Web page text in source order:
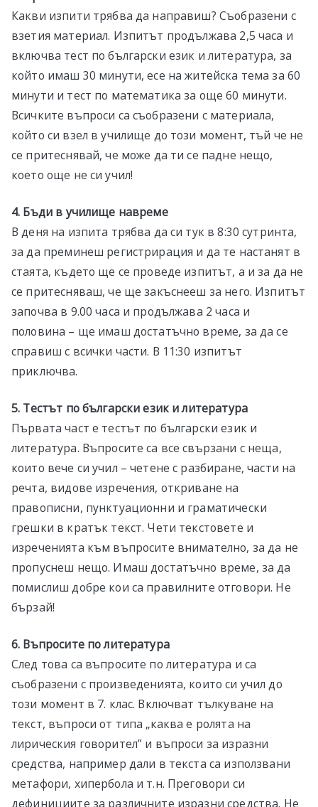
Какви изпити трябва да направиш? Съобразени с
взетия материал. Изпитът продължава 2,5 часа и
включва тест по български език и литература, за
който имаш 30 минути, есе на житейска тема за 60
минути и тест по математика за още 60 минути.
Всичките въпроси са съобразени с материала,
който си взел в училище до този момент, тъй че не
се притеснявай, че може да ти се падне нещо,
което още не си учил!
4. Бъди в училище навреме
В деня на изпита трябва да си тук в 8:30 сутринта,
за да преминеш регистрирация и да те настанят в
стаята, където ще се проведе изпитът, а и за да не
се притесняваш, че ще закъснееш за него. Изпитът
започва в 9.00 часа и продължава 2 часа и
половина – ще имаш достатъчно време, за да се
справиш с всички части. В 11:30 изпитът
приключва.
5. Тестът по български език и литература
Първата част е тестът по български език и
литература. Въпросите са все свързани с неща,
които вече си учил – четене с разбиране, части на
речта, видове изречения, откриване на
правописни, пунктуационни и граматически
грешки в кратък текст. Чети текстовете и
изреченията към въпросите внимателно, за да не
пропуснеш нещо. Имаш достатъчно време, за да
помислиш добре кои са правилните отговори. Не
бързай!
6. Въпросите по литература
След това са въпросите по литература и са
съобразени с произведенията, които си учил до
този момент в 7. клас. Включват тълкуване на
текст, въпроси от типа „каква е ролята на
лирическия говорител” и въпроси за изразни
средства, например дали в текста са използвани
метафори, хипербола и т.н. Преговори си
дефинициите за различните изразни средства. Не